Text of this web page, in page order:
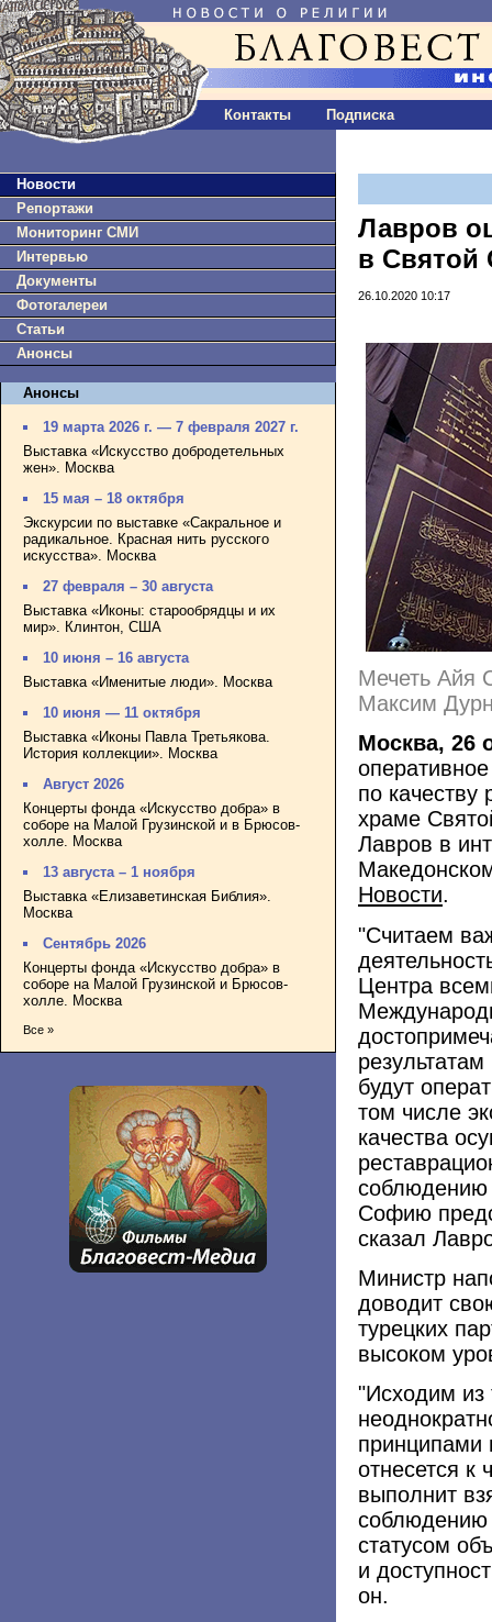
Контакты Подписка
Новости
Репортажи
Мониторинг СМИ
Интервью
Документы
Фотогалереи
Статьи
Анонсы
Анонсы
19 марта 2026 г. — 7 февраля 2027 г.
Выставка «Искусство добродетельных
жен». Москва
15 мая – 18 октября
Экскурсии по выставке «Сакральное и
радикальное. Красная нить русского
искусства». Москва
27 февраля – 30 августа
Выставка «Иконы: старообрядцы и их
мир». Клинтон, США
10 июня – 16 августа
Выставка «Именитые люди». Москва
10 июня — 11 октября
Выставка «Иконы Павла Третьякова.
История коллекции». Москва
Август 2026
Концерты фонда «Искусство добра» в
соборе на Малой Грузинской и в Брюсов-
холле. Москва
13 августа – 1 ноября
Выставка «Елизаветинская Библия».
Москва
Сентябрь 2026
Концерты фонда «Искусство добра» в
соборе на Малой Грузинской и Брюсов-
холле. Москва
Все »
Лавров
в
26.10.2020 10:17
Мечеть Айя
Максим
Москва, 26
по качеству
храме
Лавров в
Новости.
"Считаем
Центра
будут
том числе
качества
соблюдению
Софию
сказал
Министр
доводит
турецких
высоком
"Исходим из
отнесется к
выполнит
соблюдению
статусом
и
он.